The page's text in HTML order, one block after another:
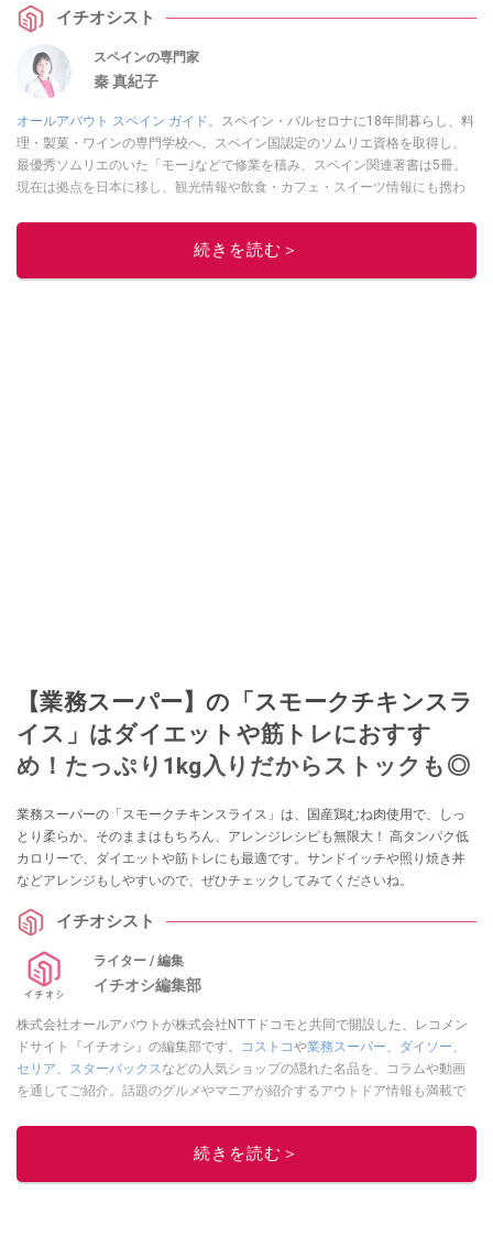
食べ飽きることなく活用できるのもおすすめしたいポイントなのだとか。
イチオシスト
スペインの専門家
秦 真紀子
オールアバウト スペイン ガイド。
スペイン・バルセロナに18年間暮らし、料
理・製菓・ワインの専門学校へ。スペイン国認定のソムリエ資格を取得し、
最優秀ソムリエのいた「モー｣などで修業を積み、スペイン関連著書は5冊。
現在は拠点を日本に移し、観光情報や飲食・カフェ・スイーツ情報にも携わ
ーツ販売チェーンのおすすめ商品情報も発信。
17州おいしい旅』（‎産業編集センター刊）ほか。
ガイドや、飲食関連の方の視察旅行のコーディネートやガイド、スペインの
続きを読む＞
【業務スーパー】の「スモークチキンスラ
イス」はダイエットや筋トレにおすす
め！たっぷり1kg入りだからストックも◎
業務スーパーの「スモークチキンスライス」は、国産鶏むね肉使用で、しっ
とり柔らか。そのままはもちろん、アレンジレシピも無限大！ 高タンパク低
カロリーで、ダイエットや筋トレにも最適です。サンドイッチや照り焼き丼
などアレンジもしやすいので、ぜひチェックしてみてくださいね。
イチオシスト
ライター / 編集
イチオシ編集部
株式会社オールアバウトが株式会社NTTドコモと共同で開設した、レコメン
ドサイト『イチオシ』の編集部です。
コストコや業務スーパー ダイソー
セリア
スターバックス などの人気ショップの隠れた名品を、コラムや動画
を通してご紹介。話題のグルメやマニアが紹介するアウトドア情報も満載で
レビューしています。毎日トレンド情報をお届けしているので、ぜひ
してください！続きを読む＞